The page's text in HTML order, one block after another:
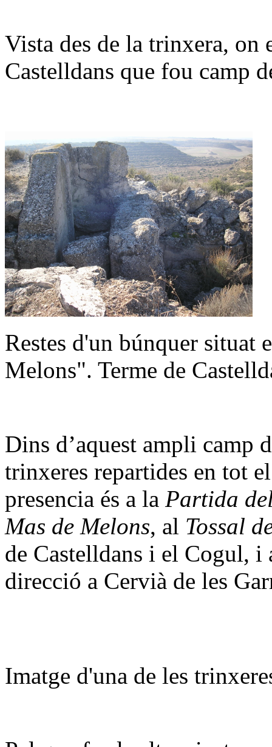
Vista des de la trinxera, on
Castelldans que fou camp
Restes d'un búnquer situat
Melons". Terme de
Dins d’aquest ampli camp
trinxeres repartides en tot
presencia és a la Partida
Mas de Melons, al Tossal
de Castelldans i el Cogul, i
direcció a Cervià de les
Imatge d'una de les